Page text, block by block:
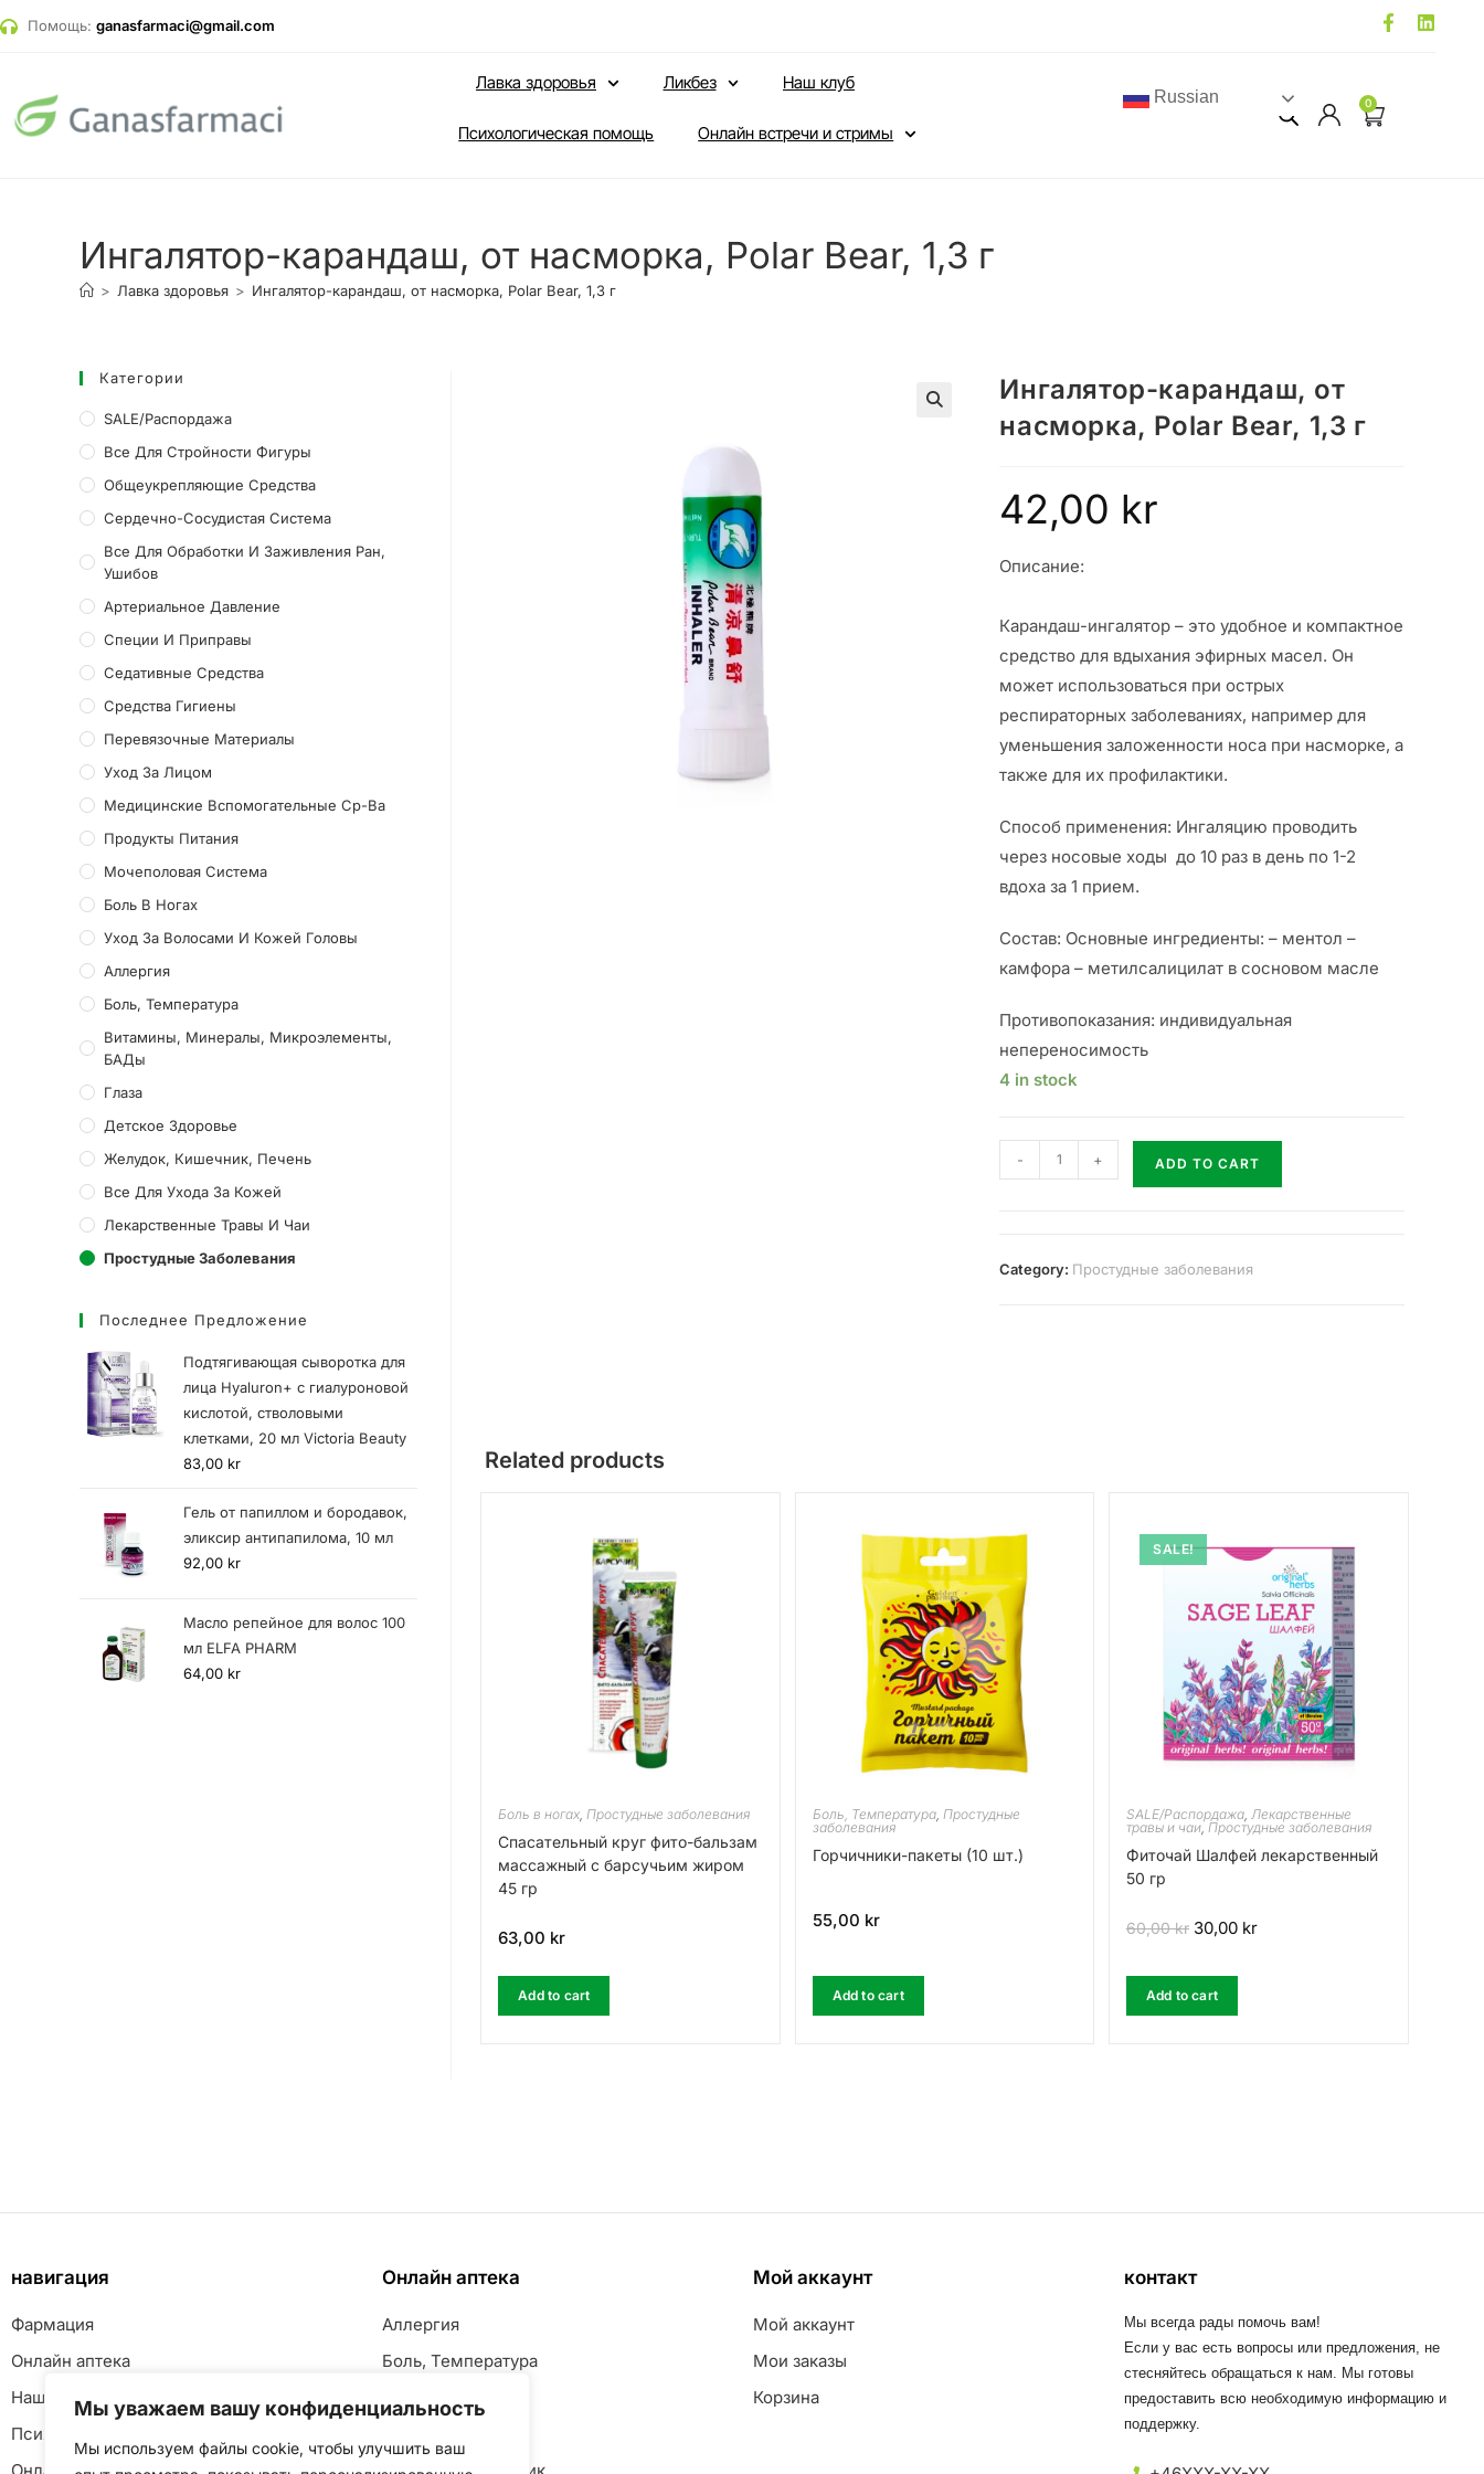
Мы уважаем вашу конфиденциальность
Мы используем файлы cookie, чтобы улучшить ваш
Помощь: ganasfarmaci@gmail.com
Лавка здоровья Ликбез Наш клуб
Психологическая помощь Онлайн встречи и стримы
Russian 0
Ингалятор-карандаш, от насморка, Polar Bear, 1,3 г
> Лавка здоровья > Ингалятор-карандаш, от насморка, Polar Bear, 1,3 г
Ингалятор-карандаш, от
насморка, Polar Bear, 1,3 г
42,00 kr
Описание:
Карандаш-ингалятор – это удобное и компактное
средство для вдыхания эфирных масел. Он
может использоваться при острых
респираторных заболеваниях, например для
уменьшения заложенности носа при насморке, а
также для их профилактики.
Способ применения: Ингаляцию проводить
через носовые ходы до 10 раз в день по 1-2
вдоха за 1 прием.
Состав: Основные ингредиенты: – ментол –
камфора – метилсалицилат в сосновом масле
Противопоказания: индивидуальная
непереносимость
4 in stock
- + ADD TO CART
Category: Простудные заболевания
Related products
Боль в ногах Простудные заболевания
Спасательный круг фито-бальзам
массажный с барсучьим жиром
45 гр
63,00 kr
Add to cart
Боль, Температура, Простудные
заболевания
Горчичники-пакеты (10 шт.)
55,00 kr
Add to cart
SALE!
SALE/Распордажа, Лекарственные
травы и чаи, Простудные заболевания
Фиточай Шалфей лекарственный
50 гр
60,00kr 30,00 kr
Add to cart
Категории
SALE/Распордажа
Все Для Стройности Фигуры
Общеукрепляющие Средства
Сердечно-Сосудистая Система
Все Для Обработки И Заживления Ран,
Ушибов
Артериальное Давление
Специи И Приправы
Седативные Средства
Средства Гигиены
Перевязочные Материалы
Уход За Лицом
Медицинские Вспомогательные Ср-Ва
Продукты Питания
Мочеполовая Система
Боль В Ногах
Уход За Волосами И Кожей Головы
Аллергия
Боль, Температура
Витамины, Минералы, Микроэлементы,
БАДы
Глаза
Детское Здоровье
Желудок, Кишечник, Печень
Все Для Ухода За Кожей
Лекарственные Травы И Чаи
Простудные Заболевания
Последнее Предложение
Подтягивающая сыворотка для
лица Hyaluron+ с гиалуроновой
кислотой, стволовыми
клетками, 20 мл Victoria Beauty
83,00 kr
Гель от папиллом и бородавок,
эликсир антипапилома, 10 мл
92,00 kr
Масло репейное для волос 100
мл ELFA PHARM
64,00 kr
навигация
Фармация
Онлайн аптека
Наш клуб
Психологическая помощь
Онлайн аптека
Аллергия
Боль, Температура
Мой аккаунт
Мой аккаунт
Мои заказы
Корзина
контакт
Мы всегда рады помочь вам!
Если у вас есть вопросы или предложения, не
стесняйтесь обращаться к нам. Мы готовы
предоставить всю необходимую информацию и
поддержку.